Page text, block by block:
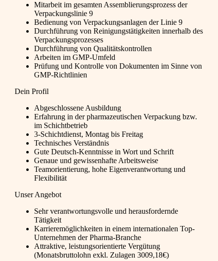
Mitarbeit im gesamten Assemblierungsprozess der
Verpackungslinie 9
Bedienung von Verpackungsanlagen der Linie 9
Durchführung von Reinigungstätigkeiten innerhalb des
Verpackungsprozesses
Durchführung von Qualitätskontrollen
Arbeiten im GMP-Umfeld
Prüfung und Kontrolle von Dokumenten im Sinne von
GMP-Richtlinien
Dein Profil
Abgeschlossene Ausbildung
Erfahrung in der pharmazeutischen Verpackung bzw.
im Schichtbetrieb
3-Schichtdienst, Montag bis Freitag
Technisches Verständnis
Gute Deutsch-Kenntnisse in Wort und Schrift
Genaue und gewissenhafte Arbeitsweise
Teamorientierung, hohe Eigenverantwortung und
Flexibilität
Unser Angebot
Sehr verantwortungsvolle und herausfordernde
Tätigkeit
Karrieremöglichkeiten in einem internationalen Top-
Unternehmen der Pharma-Branche
Attraktive, leistungsorientierte Vergütung
(Monatsbruttolohn exkl. Zulagen 3009,18€)